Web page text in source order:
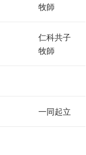
牧師
仁科共子
牧師
一同起立